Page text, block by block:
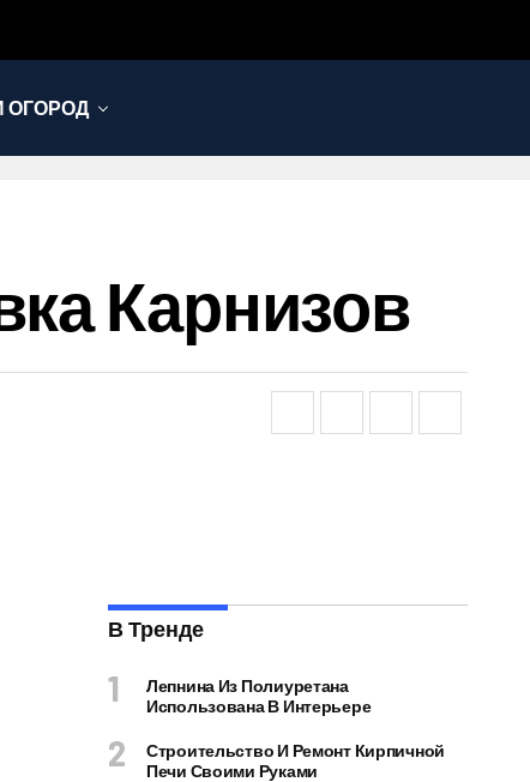
ОГОРОД
Карнизов
В Тренде
Лепнина Из Полиуретана
Использована В Интерьере
Строительство И Ремонт Кирпичной
Печи Своими Руками